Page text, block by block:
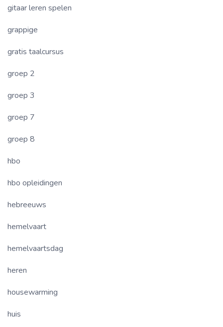
gitaar leren spelen
grappige
gratis taalcursus
groep 2
groep 3
groep 7
groep 8
hbo
hbo opleidingen
hebreeuws
hemelvaart
hemelvaartsdag
heren
housewarming
huis